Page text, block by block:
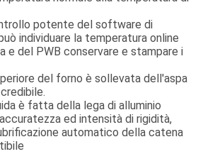
potente del software di
individuare la temperatura online
e del PWB conservare e stampare i
del forno è sollevata dell'aspa
è fatta della lega di alluminio
ed intensità di rigidità,
automatico della catena